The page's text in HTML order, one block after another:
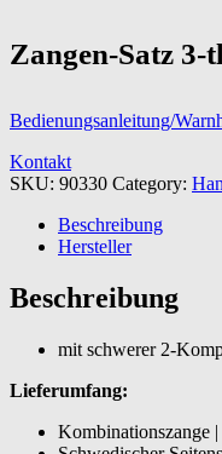
Zangen-Satz 3-
Bedienungsanleitung/
Kontakt
SKU: 90330 Category:
Beschreibung
Hersteller
Beschreibung
mit schwerer 2-
Lieferumfang:
Kombinationszange